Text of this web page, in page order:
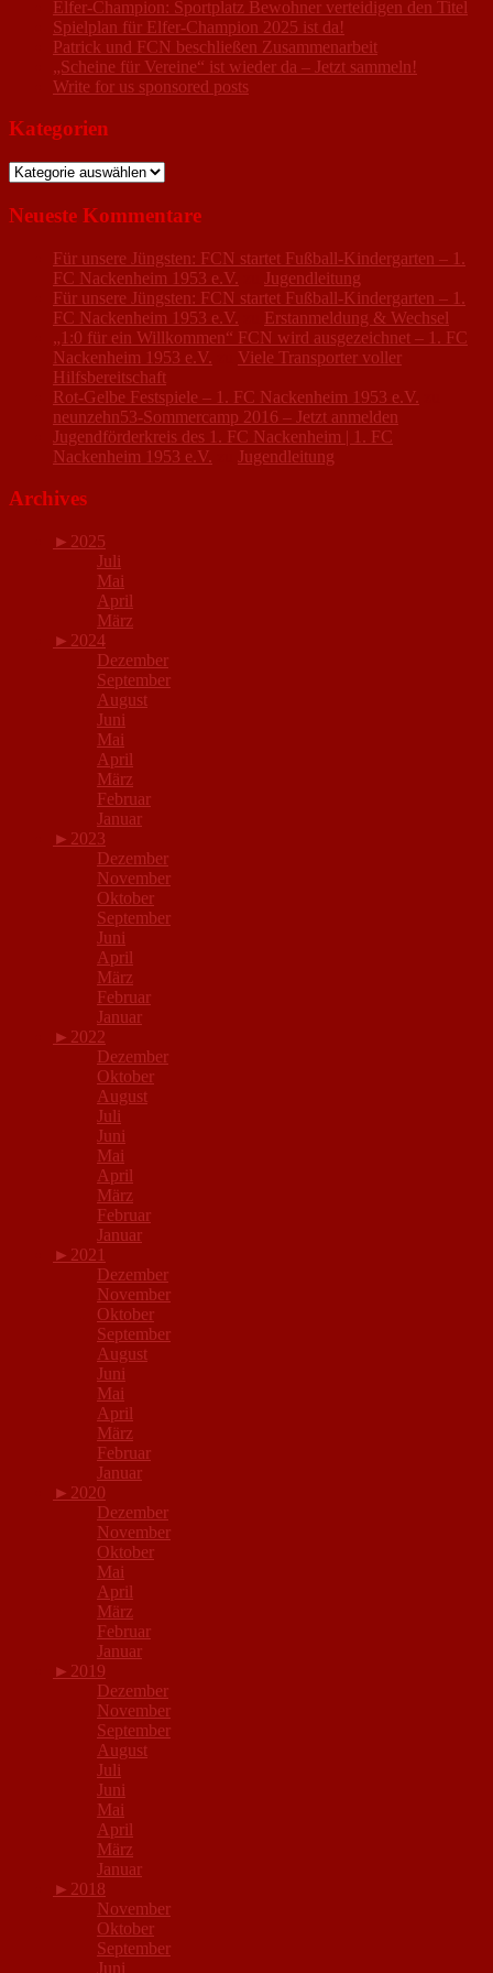
Elfer-Champion: Sportplatz Bewohner verteidigen den Titel
Spielplan für Elfer-Champion 2025 ist da!
Patrick und FCN beschließen Zusammenarbeit
„Scheine für Vereine“ ist wieder da – Jetzt sammeln!
Write for us sponsored posts
Kategorien
Kategorien
Neueste Kommentare
Für unsere Jüngsten: FCN startet Fußball-Kindergarten – 1.
FC Nackenheim 1953 e.V.
Jugendleitung
Für unsere Jüngsten: FCN startet Fußball-Kindergarten – 1.
FC Nackenheim 1953 e.V.
Erstanmeldung & Wechsel
„1:0 für ein Willkommen“ FCN wird ausgezeichnet – 1. FC
Nackenheim 1953 e.V.
Viele Transporter voller
Hilfsbereitschaft
Rot-Gelbe Festspiele – 1. FC Nackenheim 1953 e.V.
neunzehn53-Sommercamp 2016 – Jetzt anmelden
Jugendförderkreis des 1. FC Nackenheim | 1. FC
Nackenheim 1953 e.V.
Jugendleitung
Archives
► 2025
Juli
Mai
April
März
► 2024
Dezember
September
August
Juni
Mai
April
März
Februar
Januar
► 2023
Dezember
November
Oktober
September
Juni
April
März
Februar
Januar
► 2022
Dezember
Oktober
August
Juli
Juni
Mai
April
März
Februar
Januar
► 2021
Dezember
November
Oktober
September
August
Juni
Mai
April
März
Februar
Januar
► 2020
Dezember
November
Oktober
Mai
April
März
Februar
Januar
► 2019
Dezember
November
September
August
Juli
Juni
Mai
April
März
Januar
► 2018
November
Oktober
September
Juni